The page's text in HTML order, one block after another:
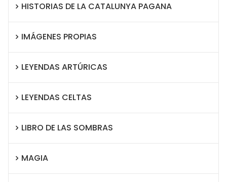
HISTORIAS DE LA CATALUNYA PAGANA
IMÁGENES PROPIAS
LEYENDAS ARTÚRICAS
LEYENDAS CELTAS
LIBRO DE LAS SOMBRAS
MAGIA